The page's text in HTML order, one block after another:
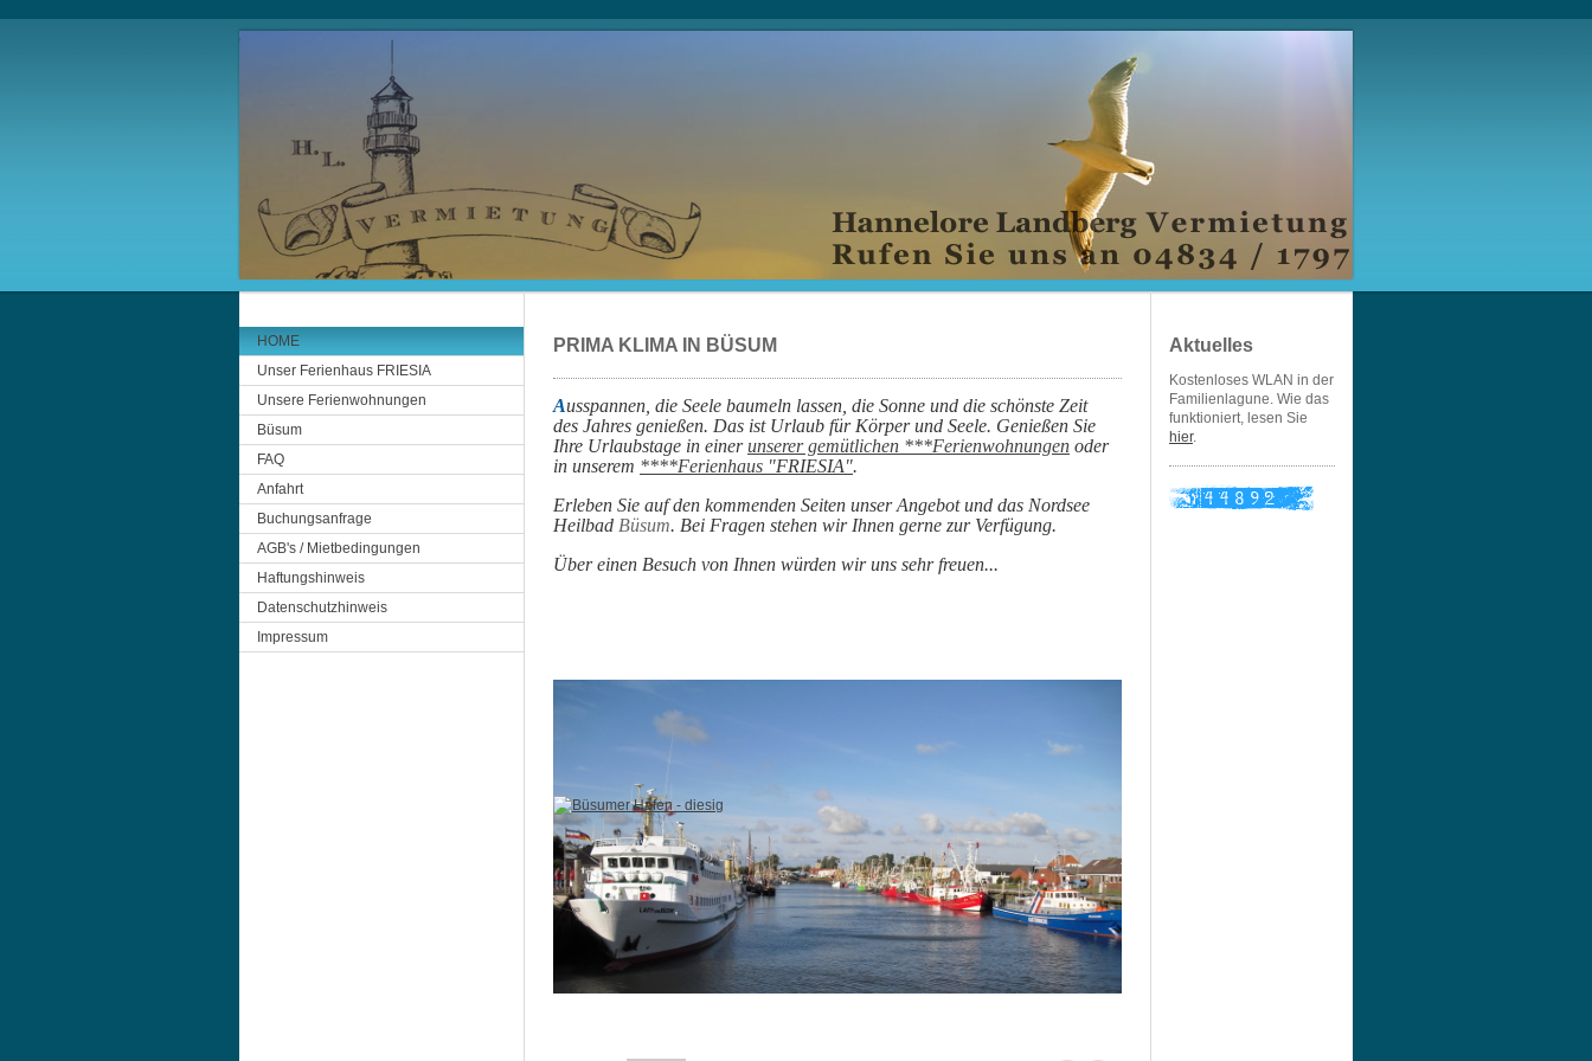
HOME
Unser Ferienhaus FRIESIA
Unsere Ferienwohnungen
Büsum
FAQ
Anfahrt
Buchungsanfrage
AGB's / Mietbedingungen
Haftungshinweis
Datenschutzhinweis
Impressum
PRIMA KLIMA IN BÜSUM
Ausspannen, die Seele baumeln lassen, die Sonne und die schönste Zeit
des Jahres genießen. Das ist Urlaub für Körper und Seele. Genießen Sie
Ihre Urlaubstage in einerunserer gemütlichen ***Ferienwohnungen oder
in unserem ****Ferienhaus "FRIESIA".
Erleben Sie auf den kommenden Seiten unser Angebot und das Nordsee
Heilbad Büsum. Bei Fragen stehen wir Ihnen gerne zur Verfügung.
Über einen Besuch von Ihnen würden wir uns sehr freuen...
Aktuelles
Kostenloses WLAN in der
Familienlagune. Wie das
funktioniert, lesen Sie
hier.